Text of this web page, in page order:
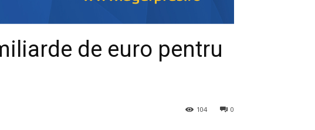
de euro pentru
0
104